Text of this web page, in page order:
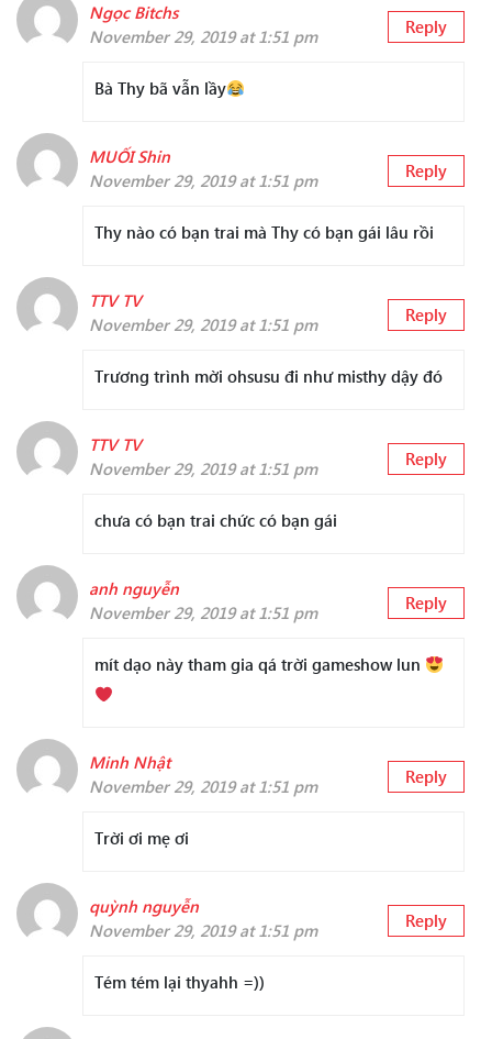
Ngọc Bitchs
November 29, 2019 at 1:51 pm
Reply
Bà Thy bã vẫn lầy
MUỐI Shin
November 29, 2019 at 1:51 pm
Reply
Thy nào có bạn trai mà Thy có bạn gái lâu rồi
TTV TV
November 29, 2019 at 1:51 pm
Reply
Trương trình mời ohsusu đi như misthy dậy đó
TTV TV
November 29, 2019 at 1:51 pm
Reply
chưa có bạn trai chức có bạn gái
anh nguyễn
November 29, 2019 at 1:51 pm
Reply
mít dạo này tham gia qá trời gameshow lun
Minh Nhật
November 29, 2019 at 1:51 pm
Reply
Trời ơi mẹ ơi
quỳnh nguyễn
November 29, 2019 at 1:51 pm
Reply
Tém tém lại thyahh =))